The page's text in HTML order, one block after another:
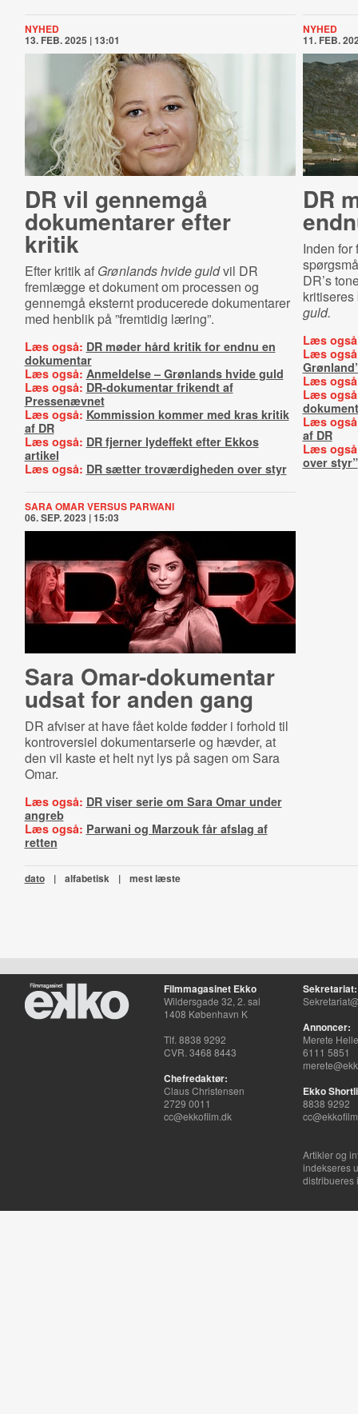
NYHED
13. FEB. 2025 | 13:01
DR vil gennemgå
dokumentarer efter
kritik
Efter kritik af Grønlands hvide guldvil DR
fremlægge et dokument om processen og
gennemgå eksternt producerede dokumentarer
med henblik på ”fremtidig læring”.
Læs også: DR møder hård kritik for endnu en
dokumentar
Læs også: Anmeldelse – Grønlands hvide guld
Læs også: DR-dokumentar frikendt af
Pressenævnet
Læs også: Kommission kommer med kras kritik
af DR
Læs også: DR fjerner lydeffekt efter Ekkos
artikel
Læs også: DR sætter troværdigheden over styr
NYHED
11. FEB.
DR
Inden for
DR’s
guld.
Læs
Læs
Læs
Læs
Læs
af DR
Læs
over styr”
SARA OMAR VERSUS PARWANI
06. SEP. 2023 | 15:03
Sara Om­ar-​do­ku­men­tar
udsat for anden gang
DR afviser at have fået kolde fødder i forhold til
kontroversiel dokumentarserie og hævder, at
den vil kaste et helt nyt lys på sagen om Sara
Omar.
Læs også: DR viser serie om Sara Omar under
angreb
Læs også: Parwani og Marzouk får afslag af
retten
dato | alfabetisk | mest læste
Filmmagasinet Ekko
Wildersgade 32, 2. sal
1408 København K
Tlf. 8838 9292
CVR. 3468 8443
Chefredaktør:
Claus Christensen
2729 0011
cc@ekkofilm.dk
Sekretariat:
Annoncer:
Merete
6111 5851
Ekko
8838 9292
Artikler og
indekseres
distribueres